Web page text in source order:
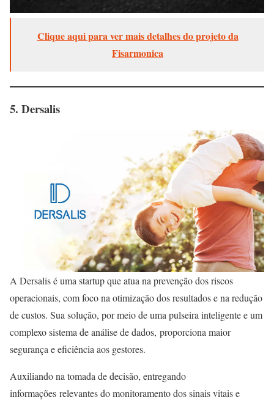
Clique aqui para ver mais detalhes do projeto da
Fisarmonica
5. Dersalis
A Dersalis é uma startup que atua na prevenção dos riscos
operacionais, com foco na otimização dos resultados e na redução
de custos. Sua solução, por meio de uma pulseira inteligente e um
complexo sistema de análise de dados, proporciona maior
segurança e eficiência aos gestores.
Auxiliando na tomada de decisão, entregando
informações relevantes do monitoramento dos sinais vitais e